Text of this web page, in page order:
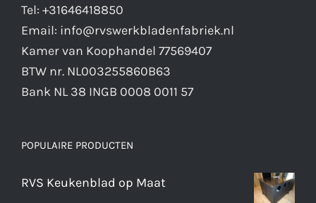
Tel: +31646418850
Email: info@rvswerkbladenfabriek.nl
Kamer van Koophandel 77569407
BTW nr. NL003255860B63
Bank NL 38 INGB 0008 0011 57
POPULAIRE PRODUCTEN
RVS Keukenblad op Maat